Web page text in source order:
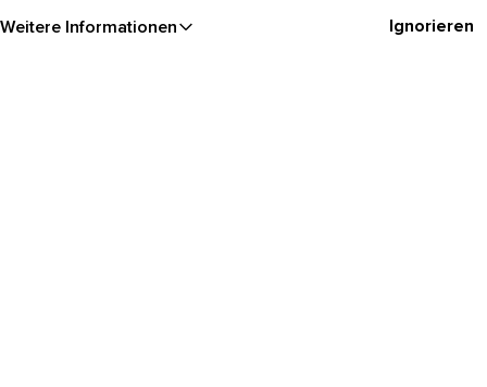
Weitere Informationen Ignorieren